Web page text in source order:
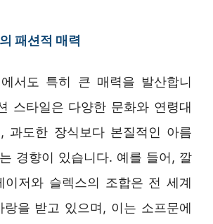
패션적 매력
서도 특히 큰 매력을 발산합니
스타일은 다양한 문화와 연령대
과도한 장식보다 본질적인 아름
경향이 있습니다. 예를 들어, 깔
이저와 슬렉스의 조합은 전 세계
랑을 받고 있으며, 이는 소프문에